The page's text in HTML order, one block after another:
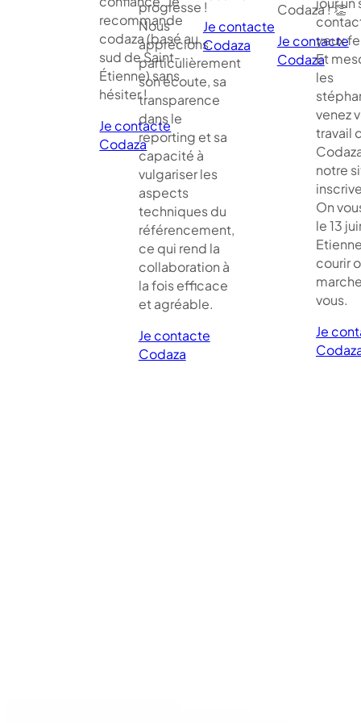
recommande
codaza (basé au
sud de Saint-
Étienne) sans
hésiter !
Je contacte
Codaza
progresse !
Nous
apprécions
particulièrement
son écoute, sa
transparence
dans le
reporting et sa
capacité à
vulgariser les
aspects
techniques du
référencement,
ce qui rend la
collaboration à
la fois efficace
et agréable.
Je contacte
Codaza
Je contacte
Codaza
Codaza ! 👏
Je contacte
Codaza
yeux
Et
les
venez
travail
notre
On
le 13
courir
vous.
Je